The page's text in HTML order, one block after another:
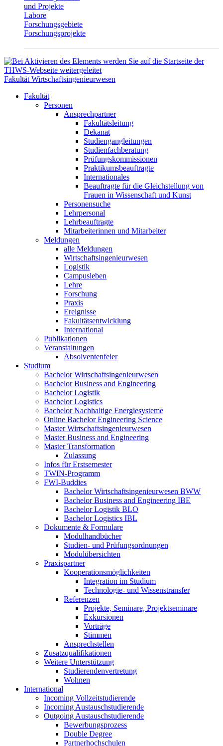
und Projekte
Labore
Forschungsgebiete
Forschungsprojekte
Fakultät Wirtschaftsingenieurwesen
Fakultät
Personen
Ansprechpartner
Fakultätsleitung
Dekanat
Studiengangleitungen
Studienfachberatung
Prüfungskommissionen
Praktikumsbeauftragte
Internationales
Beauftragte für die Gleichstellung von
Frauen in Wissenschaft und Kunst
Personensuche
Lehrpersonal
Lehrbeauftragte
Mitarbeiterinnen und Mitarbeiter
Meldungen
alle Meldungen
Wirtschaftsingenieurwesen
Logistik
Campusleben
Lehre
Forschung
Praxis
Ereignisse
Fakultätsentwicklung
International
Publikationen
Veranstaltungen
Absolventenfeier
Studium
Bachelor Wirtschaftsingenieurwesen
Bachelor Business and Engineering
Bachelor Logistik
Bachelor Logistics
Bachelor Nachhaltige Energiesysteme
Online Bachelor Engineering Science
Master Wirtschaftsingenieurwesen
Master Business and Engineering
Master Transformation
Zulassung
Infos für Erstsemester
TWIN-Programm
FWI-Buddies
Bachelor Wirtschaftsingenieurwesen BWW
Bachelor Business and Engineering IBE
Bachelor Logistik BLO
Bachelor Logistics IBL
Dokumente & Formulare
Modulhandbücher
Studien- und Prüfungsordnungen
Modulübersichten
Praxispartner
Kooperationsmöglichkeiten
Integration im Studium
Technologie- und Wissenstransfer
Referenzen
Projekte, Seminare, Projektseminare
Exkursionen
Vorträge
Stimmen
Ansprechstellen
Zusatzqualifikationen
Weitere Unterstützung
Studierendenvertretung
Wohnen
International
Incoming Vollzeitstudierende
Incoming Austauschstudierende
Outgoing Austauschstudierende
Bewerbungsprozess
Double Degree
Partnerhochschulen